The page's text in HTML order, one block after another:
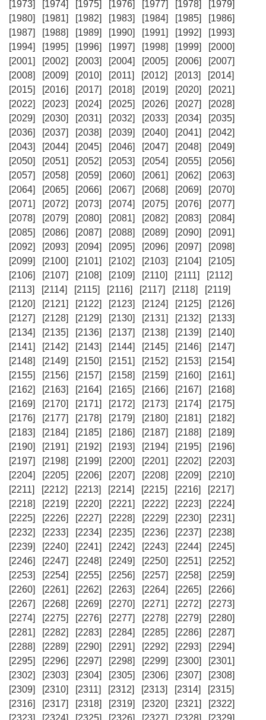
[1973] [1974] [1975] [1976] [1977] [1978]
[1979]
[1980]
[1981] [1982] [1983] [1984] [1985]
[1986]
[1987]
[1988] [1989] [1990] [1991] [1992]
[1993]
[1994]
[1995] [1996] [1997] [1998] [1999]
[2000]
[2001]
[2002] [2003] [2004] [2005] [2006]
[2007]
[2008]
[2009] [2010] [2011] [2012] [2013]
[2014]
[2015]
[2016] [2017] [2018] [2019] [2020]
[2021]
[2022]
[2023] [2024] [2025] [2026] [2027]
[2028]
[2029]
[2030] [2031] [2032] [2033] [2034]
[2035]
[2036]
[2037] [2038] [2039] [2040] [2041]
[2042]
[2043]
[2044] [2045] [2046] [2047] [2048]
[2049]
[2050]
[2051] [2052] [2053] [2054] [2055]
[2056]
[2057]
[2058] [2059] [2060] [2061] [2062]
[2063]
[2064]
[2065] [2066] [2067] [2068] [2069]
[2070]
[2071]
[2072] [2073] [2074] [2075] [2076]
[2077]
[2078]
[2079] [2080] [2081] [2082] [2083]
[2084]
[2085]
[2086] [2087] [2088] [2089] [2090]
[2091]
[2092]
[2093] [2094] [2095] [2096] [2097]
[2098]
[2099]
[2100] [2101] [2102] [2103] [2104]
[2105]
[2106]
[2107] [2108] [2109] [2110] [2111]
[2112]
[2113]
[2114] [2115] [2116] [2117] [2118]
[2119]
[2120]
[2121] [2122] [2123] [2124] [2125]
[2126]
[2127]
[2128] [2129] [2130] [2131] [2132]
[2133]
[2134]
[2135] [2136] [2137] [2138] [2139]
[2140]
[2141]
[2142] [2143] [2144] [2145] [2146]
[2147]
[2148]
[2149] [2150] [2151] [2152] [2153]
[2154]
[2155]
[2156] [2157] [2158] [2159] [2160]
[2161]
[2162]
[2163] [2164] [2165] [2166] [2167]
[2168]
[2169]
[2170] [2171] [2172] [2173] [2174]
[2175]
[2176]
[2177] [2178] [2179] [2180] [2181]
[2182]
[2183]
[2184] [2185] [2186] [2187] [2188]
[2189]
[2190]
[2191] [2192] [2193] [2194] [2195]
[2196]
[2197]
[2198] [2199] [2200] [2201] [2202]
[2203]
[2204]
[2205] [2206] [2207] [2208] [2209]
[2210]
[2211]
[2212] [2213] [2214] [2215] [2216]
[2217]
[2218]
[2219] [2220] [2221] [2222] [2223]
[2224]
[2225]
[2226] [2227] [2228] [2229] [2230]
[2231]
[2232]
[2233] [2234] [2235] [2236] [2237]
[2238]
[2239]
[2240] [2241] [2242] [2243] [2244]
[2245]
[2246]
[2247] [2248] [2249] [2250] [2251]
[2252]
[2253]
[2254] [2255] [2256] [2257] [2258]
[2259]
[2260]
[2261] [2262] [2263] [2264] [2265]
[2266]
[2267]
[2268] [2269] [2270] [2271] [2272]
[2273]
[2274]
[2275] [2276] [2277] [2278] [2279]
[2280]
[2281]
[2282] [2283] [2284] [2285] [2286]
[2287]
[2288]
[2289] [2290] [2291] [2292] [2293]
[2294]
[2295]
[2296] [2297] [2298] [2299] [2300]
[2301]
[2302]
[2303] [2304] [2305] [2306] [2307]
[2308]
[2309]
[2310] [2311] [2312] [2313] [2314]
[2315]
[2316]
[2317] [2318] [2319] [2320] [2321]
[2322]
[2323]
[2324] [2325] [2326] [2327] [2328]
[2329]